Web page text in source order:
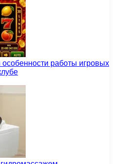
работы игровых